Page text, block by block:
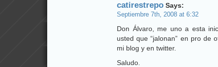
catirestrepo Says:
Septiembre 7th, 2008 at 6:32
Don Álvaro, me uno a esta
usted que “jalonan” en pro de
mi blog y en twitter.
Saludo.